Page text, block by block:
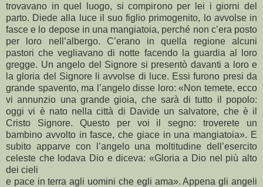
trovavano in quel luogo, si compirono per lei i giorni del
parto. Diede alla luce il suo figlio primogenito, lo avvolse in
fasce e lo depose in una mangiatoia, perché non c’era posto
per loro nell’albergo. C’erano in quella regione alcuni
pastori che vegliavano di notte facendo la guardia al loro
gregge. Un angelo del Signore si presentò davanti a loro e
la gloria del Signore li avvolse di luce. Essi furono presi da
grande spavento, ma l’angelo disse loro: «Non temete, ecco
vi annunzio una grande gioia, che sarà di tutto il popolo:
oggi vi è nato nella città di Davide un salvatore, che è il
Cristo Signore. Questo per voi il segno: troverete un
bambino avvolto in fasce, che giace in una mangiatoia». E
subito apparve con l’angelo una moltitudine dell’esercito
celeste che lodava Dio e diceva: «Gloria a Dio nel più alto
dei cieli
e pace in terra agli uomini che egli ama». Appena gli angeli